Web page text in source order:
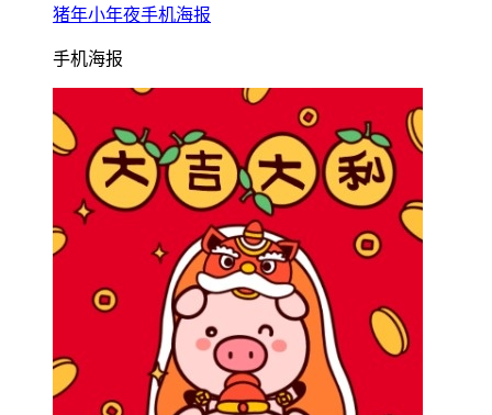
猪年小年夜手机海报
手机海报